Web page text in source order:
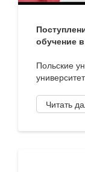
обучение
Польские
Читать